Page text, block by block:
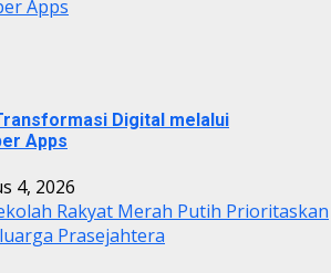
Apps
Digital melalui
Apps
4, 2026
Rakyat Merah Putih Prioritaskan
Prasejahtera